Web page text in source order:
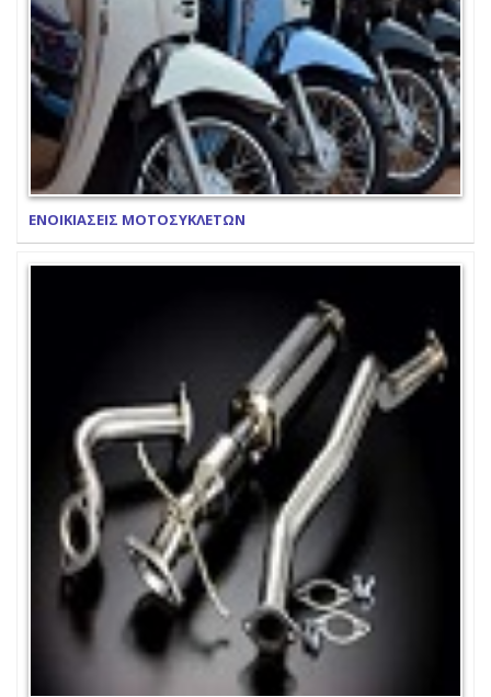
ΕΝΟΙΚΙΑΣΕΙΣ ΜΟΤΟΣΥΚΛΕΤΩΝ